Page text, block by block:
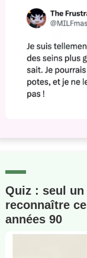
Quiz : seul
reconnaître
années 90